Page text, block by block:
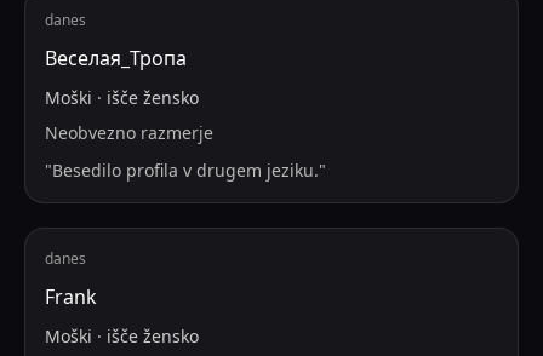
danes
Веселая_Тропа
Moški · išče žensko
Neobvezno razmerje
"Besedilo profila v drugem jeziku."
danes
Frank
Moški · išče žensko